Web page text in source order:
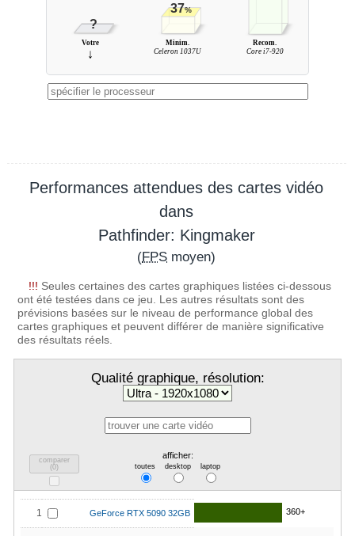
?
37%
Votre
↓
Minim.
Celeron 1037U
Recom.
Core i7-920
Performances attendues des cartes vidéo
dans
Pathfinder: Kingmaker
(FPS moyen)
!!! Seules certaines des cartes graphiques listées ci-dessous
ont été testées dans ce jeu. Les autres résultats sont des
prévisions basées sur le niveau de performance global des
cartes graphiques et peuvent différer de manière significative
des résultats réels.
Qualité graphique, résolution:
comparer
(0)
afficher:
toutes desktop laptop
1 GeForce RTX 5090 32GB 360+